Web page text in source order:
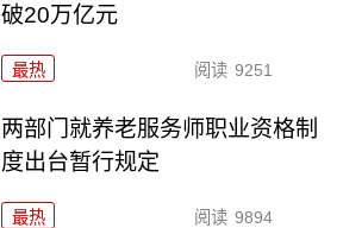
破20万亿元
最热 阅读 9251
两部门就养老服务师职业资格制
度出台暂行规定
最热 阅读 9894